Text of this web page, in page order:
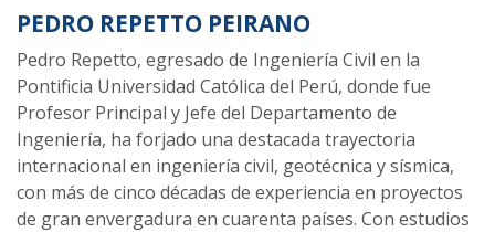
PEDRO REPETTO PEIRANO
Pedro Repetto, egresado de Ingeniería Civil en la
Pontificia Universidad Católica del Perú, donde fue
Profesor Principal y Jefe del Departamento de
Ingeniería, ha forjado una destacada trayectoria
internacional en ingeniería civil, geotécnica y sísmica,
con más de cinco décadas de experiencia en proyectos
de gran envergadura en cuarenta países. Con estudios